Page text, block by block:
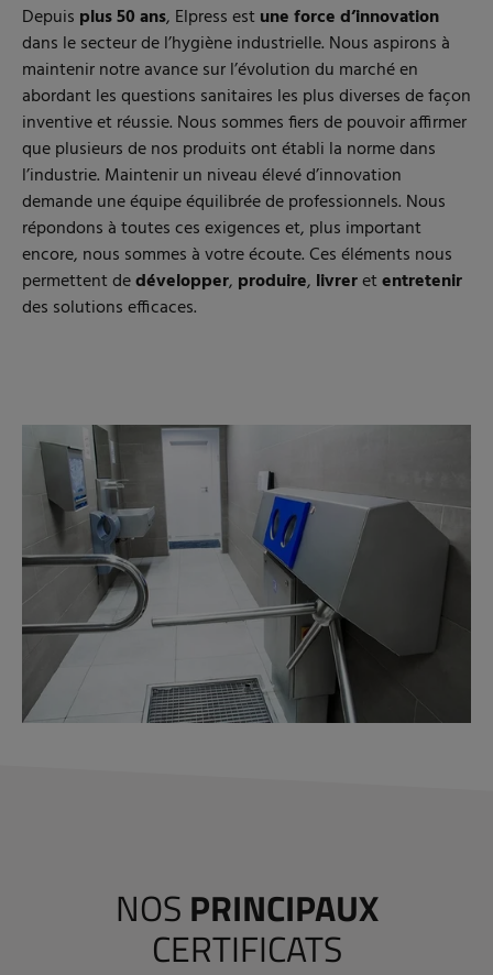
Depuis plus 50 ans, Elpress est une force d’innovation
dans le secteur de l’hygiène industrielle. Nous aspirons à
maintenir notre avance sur l’évolution du marché en
abordant les questions sanitaires les plus diverses de façon
inventive et réussie. Nous sommes fiers de pouvoir affirmer
que plusieurs de nos produits ont établi la norme dans
l’industrie. Maintenir un niveau élevé d’innovation
demande une équipe équilibrée de professionnels. Nous
répondons à toutes ces exigences et, plus important
encore, nous sommes à votre écoute. Ces éléments nous
permettent dedévelopper, produire, livreretentretenir
des solutions efficaces.
NOS PRINCIPAUX
CERTIFICATS